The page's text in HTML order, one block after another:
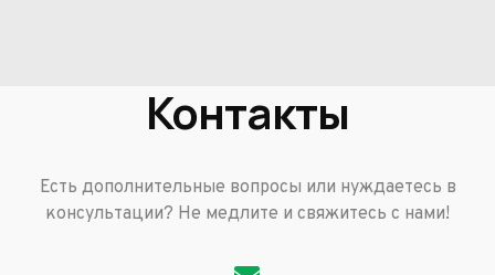
Контакты
Есть дополнительные вопросы или нуждаетесь в
консультации? Не медлите и свяжитесь с нами!